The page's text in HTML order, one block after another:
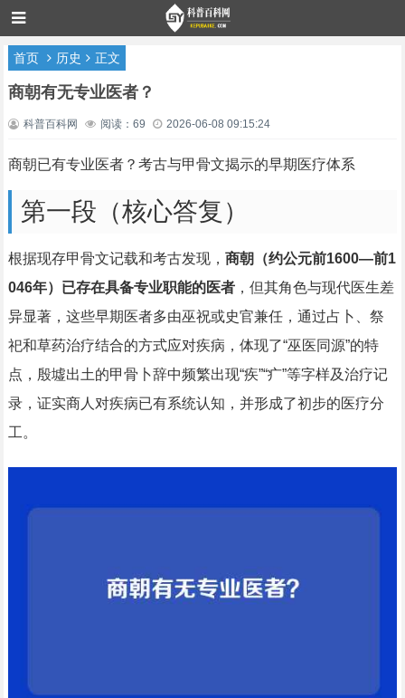
首页 历史 正文
商朝有无专业医者？
科普百科网 阅读：69 2026-06-08 09:15:24
商朝已有专业医者？考古与甲骨文揭示的早期医疗体系
第一段（核心答复）
根据现存甲骨文记载和考古发现， 商朝（约公元前1600—前1
046年）已存在具备专业职能的医者，但其角色与现代医生差
异显著，这些早期医者多由巫祝或史官兼任，通过占卜、祭
祀和草药治疗结合的方式应对疾病，体现了“巫医同源”的特
点，殷墟出土的甲骨卜辞中频繁出现“疾”“疒”等字样及治疗记
录，证实商人对疾病已有系统认知，并形成了初步的医疗分
工。